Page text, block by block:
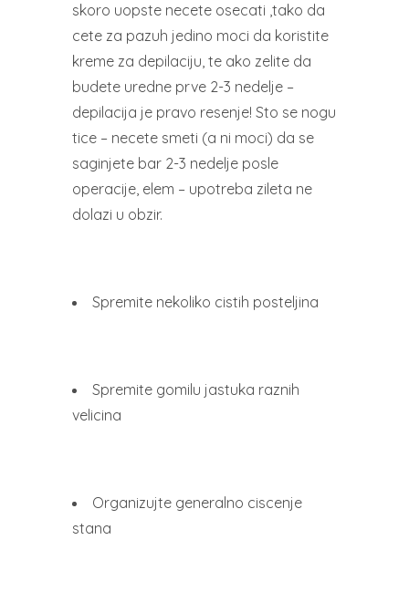
skoro uopste necete osecati ,tako da
cete za pazuh jedino moci da koristite
kreme za depilaciju, te ako zelite da
budete uredne prve 2-3 nedelje –
depilacija je pravo resenje! Sto se nogu
tice – necete smeti (a ni moci) da se
saginjete bar 2-3 nedelje posle
operacije, elem – upotreba zileta ne
dolazi u obzir.
Spremite nekoliko cistih posteljina
Spremite gomilu jastuka raznih
velicina
Organizujte generalno ciscenje
stana